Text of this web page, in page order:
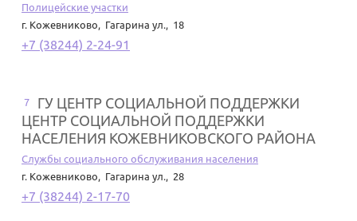
Полицейские участки
г. Кожевниково, Гагарина ул., 18
+7 (38244) 2-24-91
7
ГУ ЦЕНТР СОЦИАЛЬНОЙ ПОДДЕРЖКИ
ЦЕНТР СОЦИАЛЬНОЙ ПОДДЕРЖКИ
НАСЕЛЕНИЯ КОЖЕВНИКОВСКОГО РАЙОНА
Службы социального обслуживания населения
г. Кожевниково, Гагарина ул., 28
+7 (38244) 2-17-70